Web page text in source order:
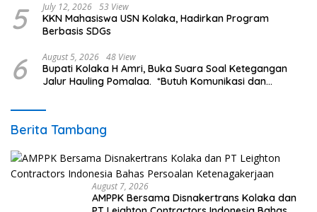
5 July 12, 2026 53 View
KKN Mahasiswa USN Kolaka, Hadirkan Program
Berbasis SDGs
6 August 5, 2026 48 View
Bupati Kolaka H Amri, Buka Suara Soal Ketegangan
Jalur Hauling Pomalaa. *Butuh Komunikasi dan
Berita Tambang
August 7, 2026
AMPPK Bersama Disnakertrans Kolaka dan